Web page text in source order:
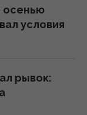
200
в
С-400
осенью
условия
рывок: